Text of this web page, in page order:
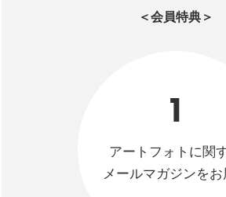
＜会員特典＞
1
アートフォトに関
メールマガジンをお